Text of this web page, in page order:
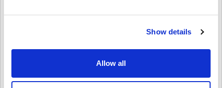
Show details
Allow all
หากคุณประสบปัญหาในการสั่งซื้อโปรดแจ้งให้เราทราบ
เป็นโค้ดต้นฉบับ.
รหัสเหล่านี้ไม่มีวันหมดอายุ.
ต้นฉบับจึงจะเล่นส่วนDLCได้.
5/5